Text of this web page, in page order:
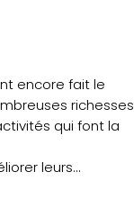
encore fait le
richesses
qui font la
leurs
pour un